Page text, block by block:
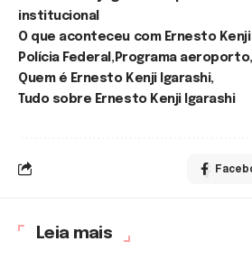
institucional
O que aconteceu com Ernesto
Polícia Federal Programa aeroporto
Quem é Ernesto Kenji Igarashi
Tudo sobre Ernesto Kenji Igarashi
Leia mais